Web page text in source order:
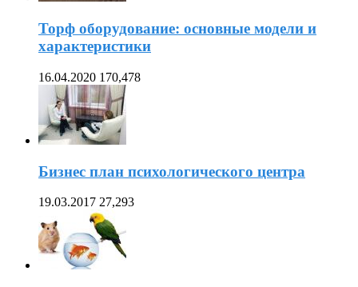
Торф оборудование: основные модели и
характеристики
16.04.2020 170,478
Бизнес план психологического центра
19.03.2017 27,293